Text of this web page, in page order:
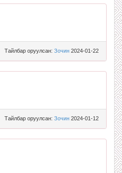
Тайлбар оруулсан: Зочин 2024-01-22
Тайлбар оруулсан: Зочин 2024-01-12